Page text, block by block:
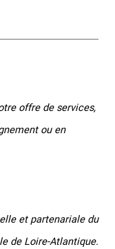
offre de services,
ou en
et partenariale du
de Loire-Atlantique.